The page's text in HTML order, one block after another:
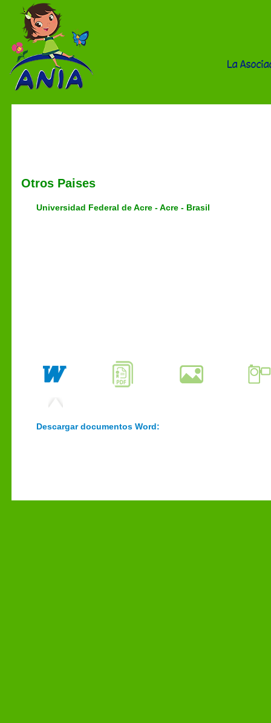
La
Otros Paises
Universidad Federal de Acre - Acre - Brasil
Descargar documentos Word: